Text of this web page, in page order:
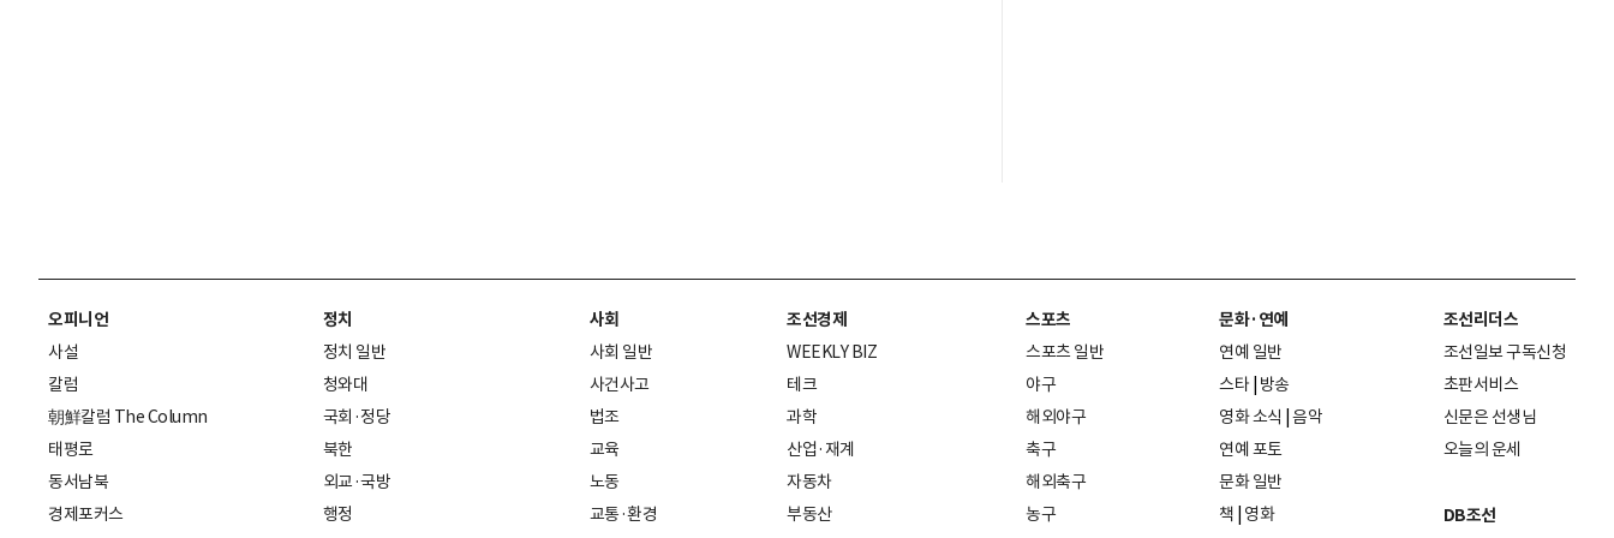
오피니언
사설
칼럼
朝鮮칼럼 The Column
태평로
동서남북
경제포커스
정치
정치 일반
청와대
국회·정당
북한
외교·국방
행정
사회
사회 일반
사건사고
법조
교육
노동
교통·환경
조선경제
WEEKLY BIZ
테크
과학
산업·재계
자동차
부동산
스포츠
스포츠 일반
야구
해외야구
축구
해외축구
농구
문화·연예
연예 일반
스타 방송
영화 소식 음악
연예 포토
문화 일반
책
영화
조선리더스
조선일보 구독신청
초판서비스
신문은 선생님
오늘의 운세
DB조선